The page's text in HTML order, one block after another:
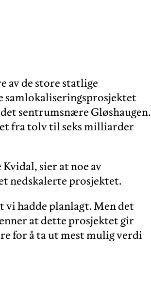
av de store statlige
samlokaliseringsprosjektet
sentrumsnære Gløshaugen.
fra tolv til seks milliarder
sier at noe av
nedskalerte prosjektet.
vi hadde planlagt. Men det
at dette prosjektet gir
for å ta ut mest mulig verdi